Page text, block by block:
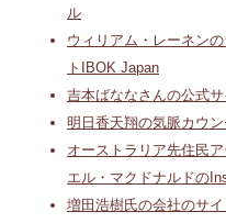
ル
ウィリアム・レーネン
トIBOK Japan
吉本ばななさんの公式サ
明日香天翔の気脈カウ
オーストラリア先住民
エル・マクドナルドの
増田浩樹氏の会社のサイ